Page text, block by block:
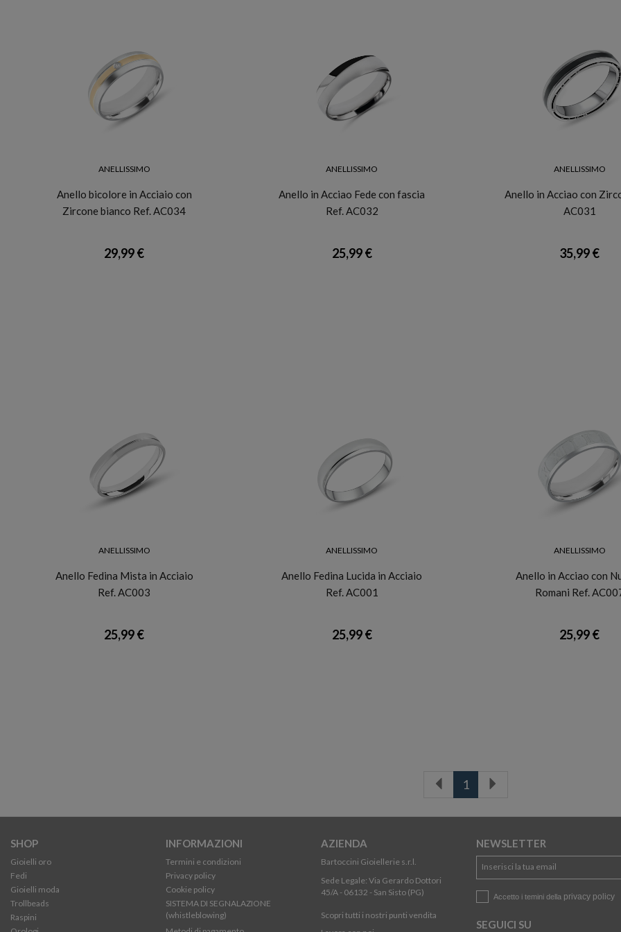
ANELLISSIMO
Anello bicolore in Acciaio con
Zircone bianco Ref. AC034
29,99 €
ANELLISSIMO
Anello in Acciao Fede con fascia
Ref. AC032
25,99 €
ANELLISSIMO
Anello in Acciao con
AC031
35,99 €
ANELLISSIMO
Anello Fedina Mista in Acciaio
Ref. AC003
25,99 €
ANELLISSIMO
Anello Fedina Lucida in Acciaio
Ref. AC001
25,99 €
ANELLISSIMO
Anello in Acciao con
Romani Ref.
25,99 €
1
SHOP
Gioielli oro
Fedi
Gioielli moda
Trollbeads
Raspini
INFORMAZIONI
Termini e condizioni
Privacy policy
Cookie policy
SISTEMA DI SEGNALAZIONE
(whistleblowing)
AZIENDA
Bartoccini Gioiellerie s.r.l.
Sede Legale: Via Gerardo Dottori
45/A - 06132 - San Sisto (PG)
Scopri tutti i nostri punti vendita
NEWSLETTER
Accetto i temini della privacy policy
SEGUICI SU